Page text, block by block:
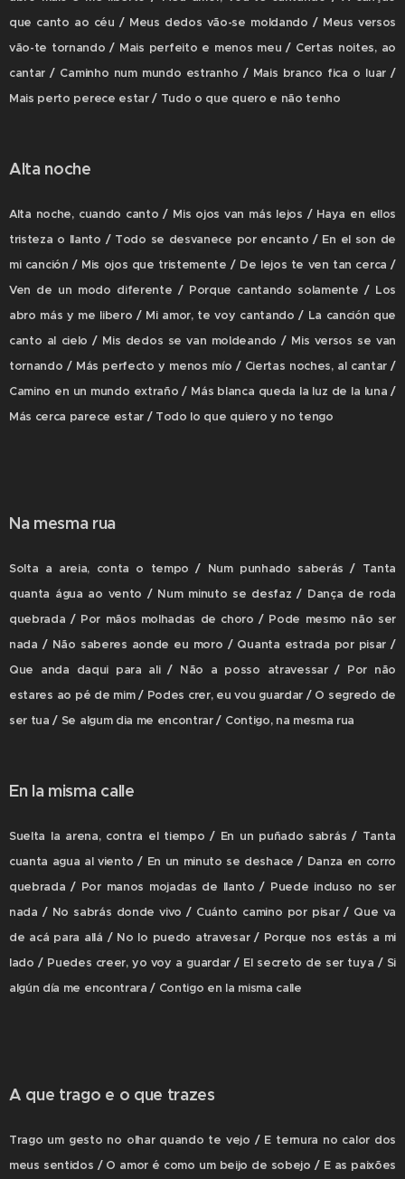
que canto ao céu / Meus dedos vão-se moldando / Meus versos
vão-te tornando / Mais perfeito e menos meu / Certas noites, ao
cantar / Caminho num mundo estranho / Mais branco fica o luar /
Mais perto perece estar / Tudo o que quero e não tenho
Alta noche
Alta noche, cuando canto / Mis ojos van más lejos / Haya en ellos
tristeza o llanto / Todo se desvanece por encanto / En el son de
mi canción / Mis ojos que tristemente / De lejos te ven tan cerca /
Ven de un modo diferente / Porque cantando solamente / Los
abro más y me libero / Mi amor, te voy cantando / La canción que
canto al cielo / Mis dedos se van moldeando / Mis versos se van
tornando / Más perfecto y menos mío / Ciertas noches, al cantar /
Camino en un mundo extraño / Más blanca queda la luz de la luna /
Más cerca parece estar / Todo lo que quiero y no tengo
Na mesma rua
Solta a areia, conta o tempo / Num punhado saberás / Tanta
quanta água ao vento / Num minuto se desfaz / Dança de roda
quebrada / Por mãos molhadas de choro / Pode mesmo não ser
nada / Não saberes aonde eu moro / Quanta estrada por pisar /
Que anda daqui para ali / Não a posso atravessar / Por não
estares ao pé de mim / Podes crer, eu vou guardar / O segredo de
ser tua / Se algum dia me encontrar / Contigo, na mesma rua
En la misma calle
Suelta la arena, contra el tiempo / En un puñado sabrás / Tanta
cuanta agua al viento / En un minuto se deshace / Danza en corro
quebrada / Por manos mojadas de llanto / Puede incluso no ser
nada / No sabrás donde vivo / Cuánto camino por pisar / Que va
de acá para allá / No lo puedo atravesar / Porque nos estás a mi
lado / Puedes creer, yo voy a guardar / El secreto de ser tuya / Si
algún día me encontrara / Contigo en la misma calle
A que trago e o que trazes
Trago um gesto no olhar quando te vejo / E ternura no calor dos
meus sentidos / O amor é como um beijo de sobejo / E as paixões